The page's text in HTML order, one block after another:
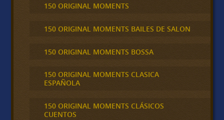
150 ORIGINAL MOMENTS
150 ORIGINAL MOMENTS BAILES DE SALON
150 ORIGINAL MOMENTS BOSSA
150 ORIGINAL MOMENTS CLASICA
ESPAÑOLA
150 ORIGINAL MOMENTS CLÁSICOS
CUENTOS